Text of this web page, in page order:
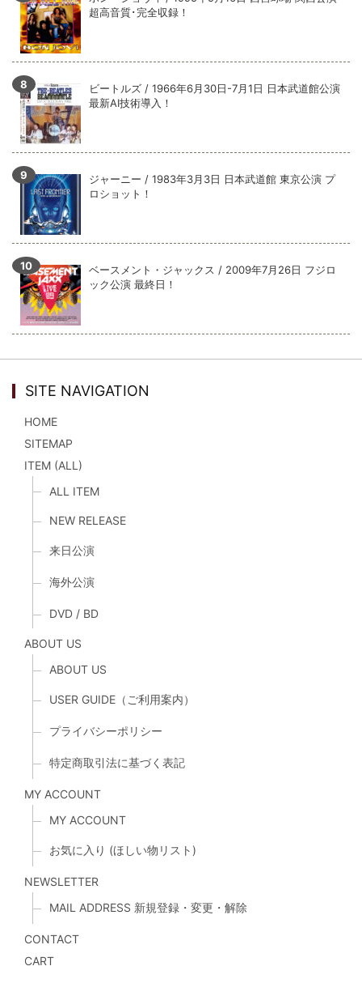
超高音質･完全収録！
ビートルズ / 1966年6月30日-7月1日 日本武道館公演
最新AI技術導入！
ジャーニー / 1983年3月3日 日本武道館 東京公演 プ
ロショット！
ベースメント・ジャックス / 2009年7月26日 フジロ
ック公演 最終日！
SITE NAVIGATION
HOME
SITEMAP
ITEM (ALL)
ALL ITEM
NEW RELEASE
来日公演
海外公演
DVD / BD
ABOUT US
ABOUT US
USER GUIDE（ご利用案内）
プライバシーポリシー
特定商取引法に基づく表記
MY ACCOUNT
MY ACCOUNT
お気に入り (ほしい物リスト)
NEWSLETTER
MAIL ADDRESS 新規登録・変更・解除
CONTACT
CART